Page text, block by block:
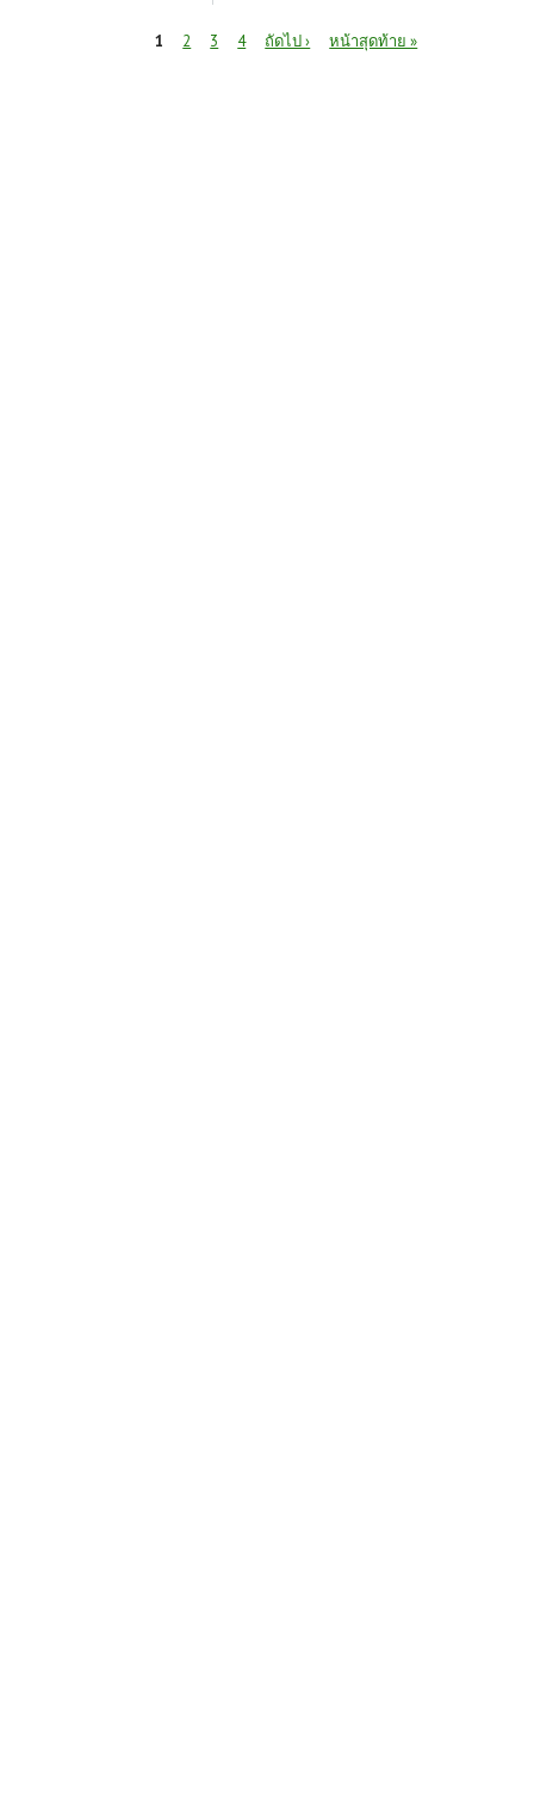
1 2 3 4 ถัดไป › หน้าสุดท้าย »